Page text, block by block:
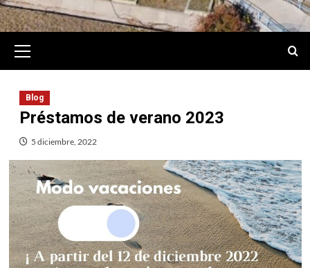
Menu
Blog
Préstamos de verano 2023
5 diciembre, 2022